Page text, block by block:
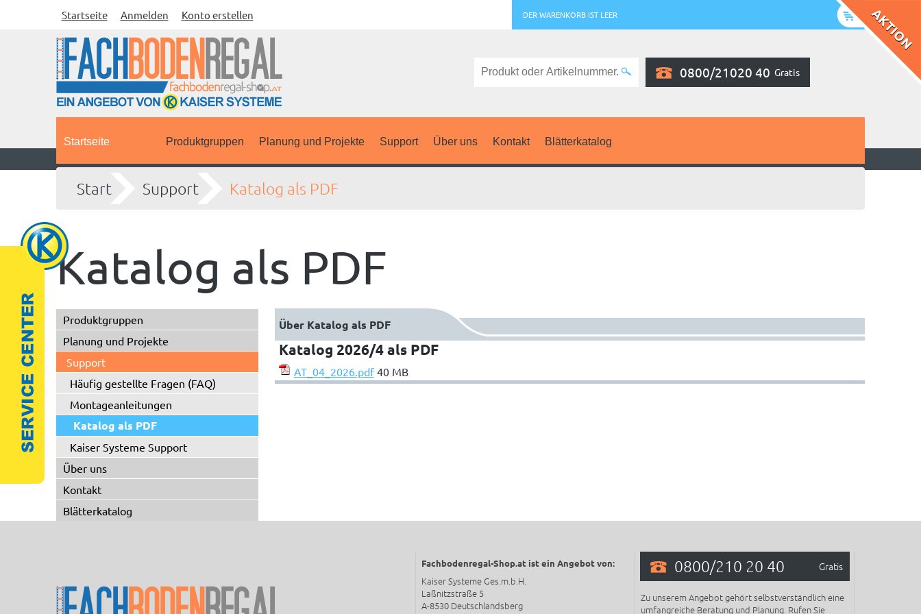
Startseite Anmelden Konto erstellen DER WARENKORB IST LEER
0800/21020 40 Gratis
Startseite Produktgruppen Planung und Projekte Support Über uns Kontakt Blätterkatalog
Start Support Katalog als PDF
Katalog als PDF
Produktgruppen
Planung und Projekte
Support
Häufig gestellte Fragen (FAQ)
Montageanleitungen
Katalog als PDF
Kaiser Systeme Support
Über uns
Kontakt
Blätterkatalog
Über Katalog als PDF
Katalog 2026/4 als PDF
AT_04_2026.pdf40 MB
Fachbodenregal-Shop.at ist ein Angebot von:
Kaiser Systeme Ges.m.b.H.
Laßnitzstraße 5
A-8530 Deutschlandsberg
0800/210 20 40 Gratis
Zu unserem Angebot gehört selbstverständlich eine
umfangreiche Beratung und Planung. Rufen Sie